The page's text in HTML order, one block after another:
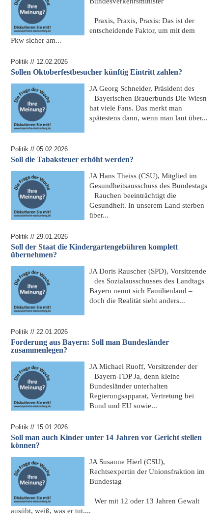
Praxis, Praxis, Praxis: Das ist der
entscheidende Faktor, um mit dem
Pkw sicher am...
Politik // 12.02.2026
Sollen Oktoberfestbesucher künftig Eintritt zahlen?
JA Georg Schneider, Präsident des
Bayerischen Brauerbunds Die Wiesn
hat viele Fans. Das merkt man
spätestens dann, wenn man laut über...
Politik // 05.02.2026
Soll die Tabaksteuer erhöht werden?
JA Hans Theiss (CSU), Mitglied im
Gesundheitsausschuss des Bundestags
Rauchen beeinträchtigt die
Gesundheit. In unserem Land sterben
über...
Politik // 29.01.2026
Soll der Staat die Kindergartengebühren komplett
übernehmen?
JA Doris Rauscher (SPD), Vorsitzende
des Sozialausschusses des Landtags
Bayern nennt sich Familienland –
doch die Realität sieht anders...
Politik // 22.01.2026
Forderung aus Bayern: Soll man Bundesländer
zusammenlegen?
JA Michael Ruoff, Vorsitzender der
Bayern-FDP Ja, denn kleine
Bundesländer unterhalten
Regierungsapparat, Vertretung bei
Bund und EU sowie...
Politik // 15.01.2026
Soll man auch Kinder unter 14 Jahren vor Gericht stellen
können?
JA Susanne Hierl (CSU),
Rechtsexpertin der Unionsfraktion im
Bundestag
Wer mit 12 oder 13 Jahren Gewalt
ausübt, weiß, was er tut....